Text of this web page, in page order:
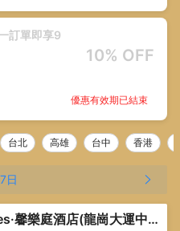
訂單即享9
10% OFF
優惠有效期已結束
台北 高雄 台中 香港
日
馨樂庭酒店(龍崗大運中心